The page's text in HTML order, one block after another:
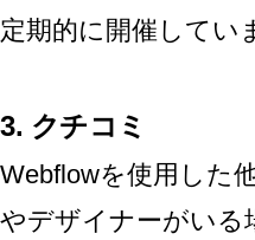
定期的に開催してい
3. クチコミ
Webflowを使用した
やデザイナーがいる